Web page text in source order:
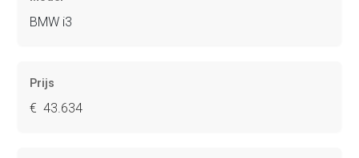
BMW i3
Prijs
€ 43.634